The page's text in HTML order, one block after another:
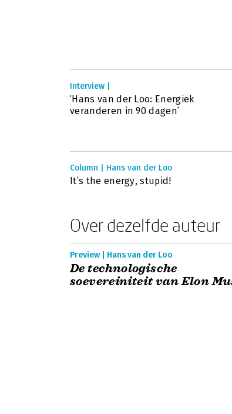
Interview |
‘Hans van der Loo: Energiek
veranderen in 90 dagen’
Column | Hans van der Loo
It’s the energy, stupid!
Over dezelfde auteur
Preview | Hans van der Loo
De technologische
soevereiniteit van Elon